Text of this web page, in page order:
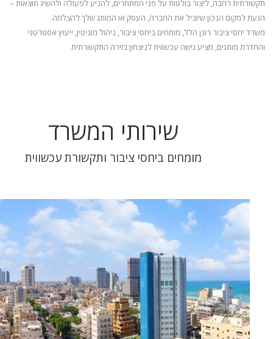
תקשורתית רחבה, ליצור בולטות על פני המתחרים, להניעלפעולה ולהשיג תוצאות –
הגעת למקום הנכון שיוביל את החברה, העסק או המותג שלך להצלחה.
משרד יחסי ציבור רונן הלל, מומחים ביחסי ציבור, ניהול מוניטין, ייעוץ אסטרטגי
והחדרת מותגים, מציע גישה עכשווית לניצחון בזירה התקשורתית.
שירותי המשרד
מומחים ביחסי ציבור ותקשורת עכשווית